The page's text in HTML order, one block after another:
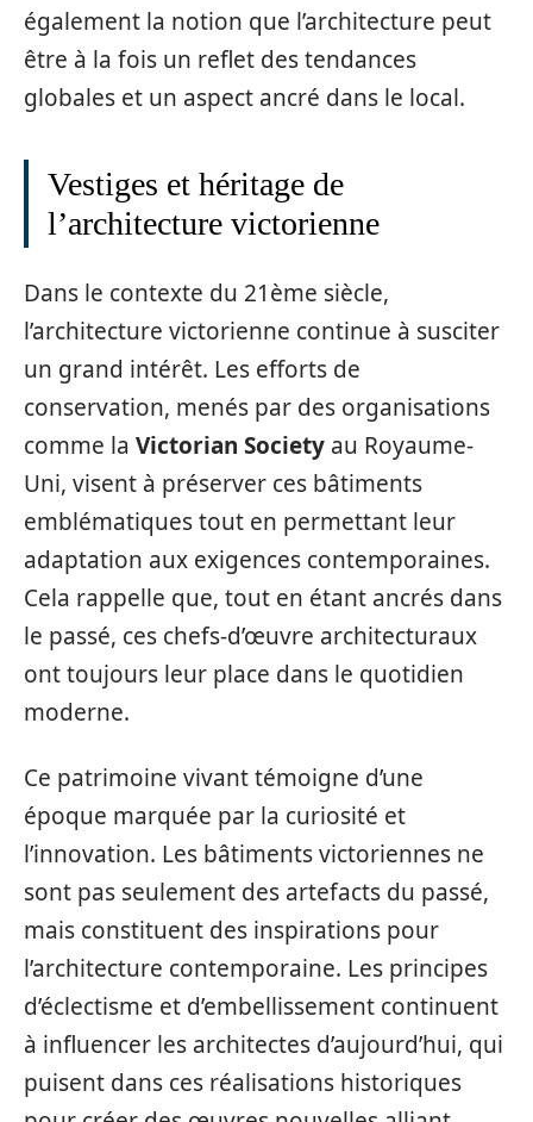
également la notion que l’architecture peut
être à la fois un reflet des tendances
globales et un aspect ancré dans le local.
Vestiges et héritage de
l’architecture victorienne
Dans le contexte du 21ème siècle,
l’architecture victorienne continue à susciter
un grand intérêt. Les efforts de
conservation, menés par des organisations
comme la Victorian Society au Royaume-
Uni, visent à préserver ces bâtiments
emblématiques tout en permettant leur
adaptation aux exigences contemporaines.
Cela rappelle que, tout en étant ancrés dans
le passé, ces chefs-d’œuvre architecturaux
ont toujours leur place dans le quotidien
moderne.
Ce patrimoine vivant témoigne d’une
époque marquée par la curiosité et
l’innovation. Les bâtiments victoriennes ne
sont pas seulement des artefacts du passé,
mais constituent des inspirations pour
l’architecture contemporaine. Les principes
d’éclectisme et d’embellissement continuent
à influencer les architectes d’aujourd’hui, qui
puisent dans ces réalisations historiques